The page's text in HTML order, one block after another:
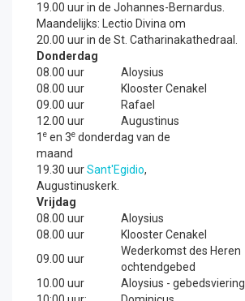
19.00 uur in de Johannes-Bernardus.
Maandelijks: Lectio Divina om
20.00 uur in de St. Catharinakathedraal.
Donderdag
08.00 uur
Aloysius
08.00 uur
Klooster Cenakel
09.00 uur
Rafael
12.00 uur
Augustinus
1 e en 3e donderdag van de
maand
19.30 uurSant'Egidio,
Augustinuskerk.
Vrijdag
08.00 uur
Aloysius
08.00 uur
Klooster Cenakel
09.00 uur
Wederkomst des Heren
ochtendgebed
10.00 uur
Aloysius - gebedsviering